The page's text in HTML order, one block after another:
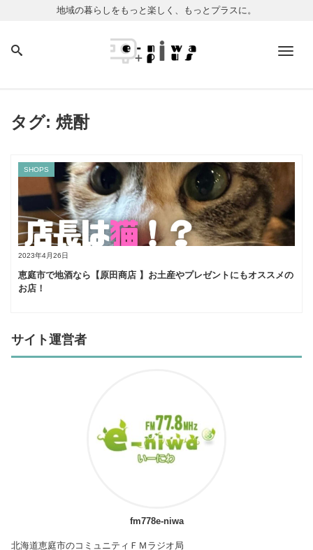
地域の暮らしをもっと楽しく、もっとプラスに。
タグ: 焼酎
2023年4月26日
SHOPS
恵庭市で地酒なら【原田商店 】お土産やプレゼントにもオススメの
お店！
サイト運営者
fm778e-niwa
北海道恵庭市のコミュニティＦＭラジオ局